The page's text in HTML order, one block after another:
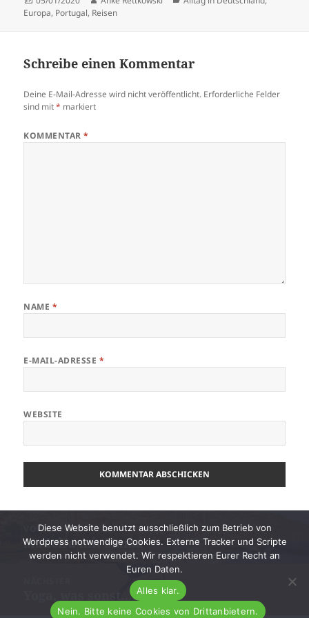
am
Europa, Portugal, Reisen
Schreibe einen Kommentar
Deine E-Mail-Adresse wird nicht veröffentlicht. Erforderliche Felder
sind mit* markiert
KOMMENTAR*
NAME *
E-MAIL-ADRESSE *
WEBSITE
VORHERIGER
Vorheriger
Beitrag:
Madeira mit Mama
Beitrag:
Yoga, was sonst…gähn…
Diese Website benutzt ausschließlich zum Betrieb von
Wordpress notwendige Cookies. Externe Tracker und Scripte
werden nicht verwendet. Wir respektieren Eurer Recht an
Euren Daten.
Alles klar.
Nein. Bitte keine Cookies von Drittanbietern.